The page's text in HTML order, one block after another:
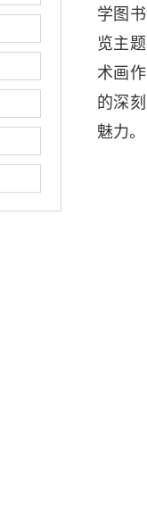
学图
览主
术画
的深
魅力。